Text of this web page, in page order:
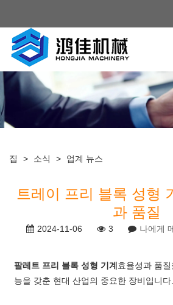
집 > 소식 > 업계 뉴스
트레이 프리 블록 성형
과 품질
2024-11-06 3 나에게
팔레트 프리 블록 성형 기계 효율성과 품
능을 갖춘 현대 산업의 중요한 장비입니다.